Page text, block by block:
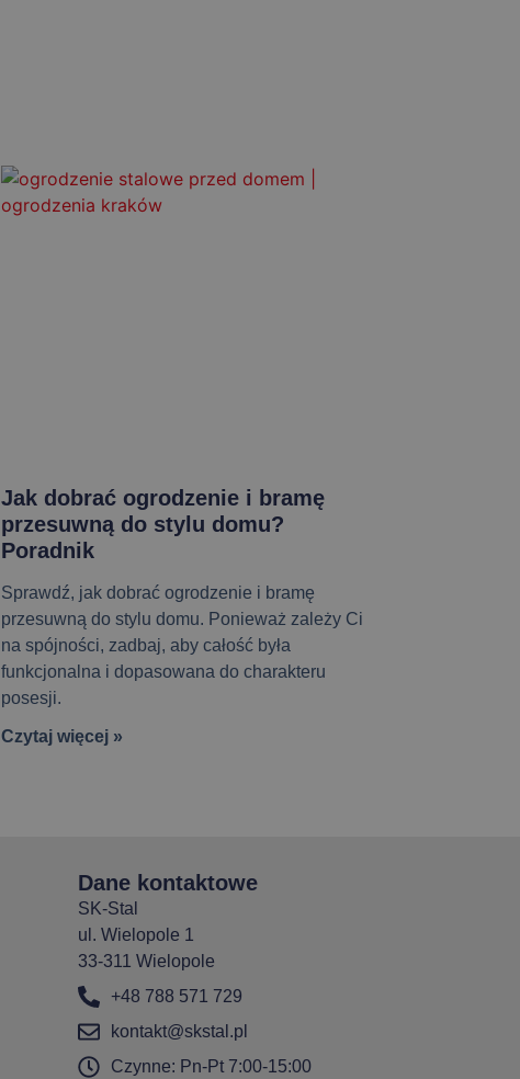
Jak dobrać ogrodzenie i bramę
przesuwną do stylu domu?
Poradnik
Sprawdź, jak dobrać ogrodzenie i bramę
przesuwną do stylu domu. Ponieważ zależy Ci
na spójności, zadbaj, aby całość była
funkcjonalna i dopasowana do charakteru
posesji.
Czytaj więcej »
Dane kontaktowe
SK-Stal
ul. Wielopole 1
33-311 Wielopole
+48 788 571 729
kontakt@skstal.pl
Czynne: Pn-Pt 7:00-15:00